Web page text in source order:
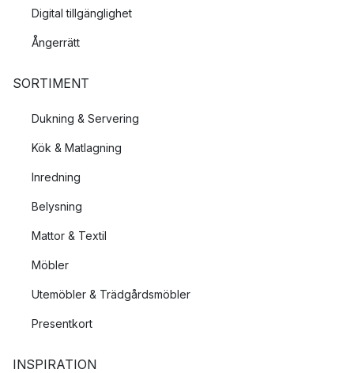
Digital tillgänglighet
Ångerrätt
SORTIMENT
Dukning & Servering
Kök & Matlagning
Inredning
Belysning
Mattor & Textil
Möbler
Utemöbler & Trädgårdsmöbler
Presentkort
INSPIRATION